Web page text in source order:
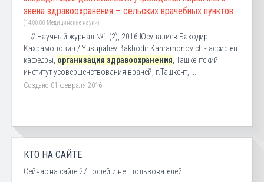
звена здравоохранения – сельских врачебных пунктов
(14.00.00 Медицинские науки)
... // Научный журнал №1 (2), 2016 Юсупалиев Баходир
Кахрамонович / Yusupaliev Bakhodir Kahramonovich - ассистент
кафедры, организация здравоохранения , Ташкентский
институт усовершенствования врачей, г.Ташкент, ...
Создано 01 февраля 2016
КТО НА САЙТЕ
Сейчас на сайте 27 гостей и нет пользователей